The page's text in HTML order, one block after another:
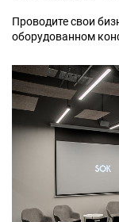
Проводите свои
оборудованном